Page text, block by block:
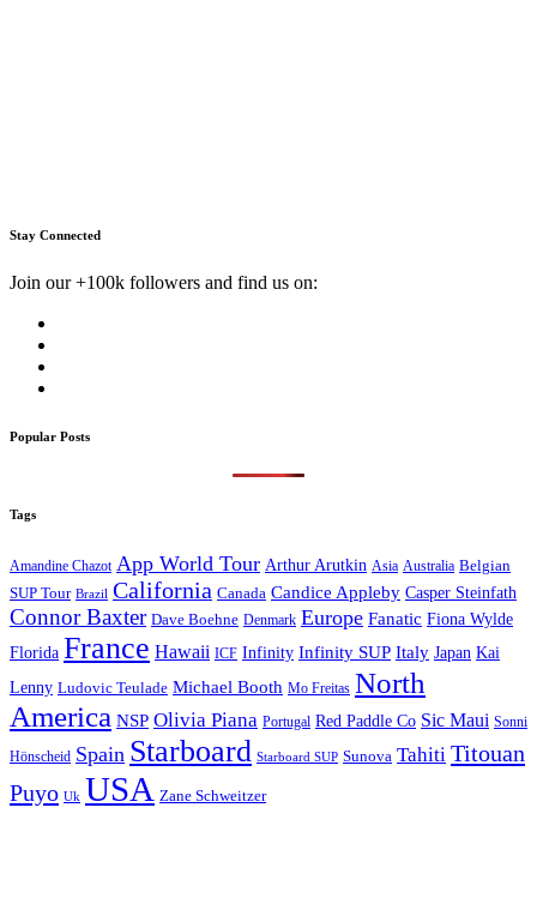
Stay Connected
Join our +100k followers and find us on:
Popular Posts
Tags
Amandine Chazot App World Tour Arthur Arutkin Asia Australia Belgian
SUP Tour Brazil California Canada Candice Appleby Casper Steinfath
Connor Baxter Dave Boehne Denmark Europe Fanatic Fiona Wylde
Florida France Hawaii ICF Infinity Infinity SUP Italy Japan Kai
Lenny Ludovic Teulade Michael Booth Mo Freitas North
America NSP Olivia Piana Portugal Red Paddle Co Sic Maui Sonni
Hönscheid Spain Starboard Starboard SUP Sunova Tahiti Titouan
Puyo Uk USA Zane Schweitzer